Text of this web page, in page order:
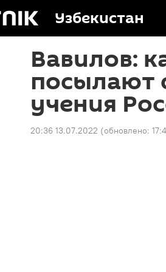
Узбекистан
Вавилов:
посылают
учения
20:36 13.07.2022 (обновлено: